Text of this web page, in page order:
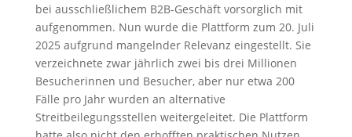
bei ausschließlichem B2B-Geschäft vorsorglich mit
aufgenommen. Nun wurde die Plattform zum 20. Juli
2025 aufgrund mangelnder Relevanz eingestellt. Sie
verzeichnete zwar jährlich zwei bis drei Millionen
Besucherinnen und Besucher, aber nur etwa 200
Fälle pro Jahr wurden an alternative
Streitbeilegungsstellen weitergeleitet. Die Plattform